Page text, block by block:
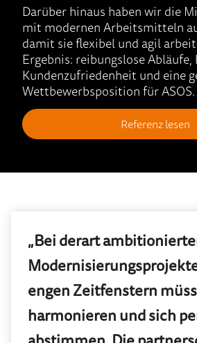
Darüber hinaus haben wir die
mit modernen Arbeitsmitteln
damit sie flexibel und agil
Ergebnis: reibungslose Abläufe,
Kundenzufriedenheit und eine
Wettbewerbsposition für ASOS.
Referenz lesen
„Bei derart
engen Zeitfenstern
harmonieren und sich